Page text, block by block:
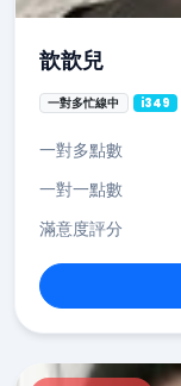
歆歆兒
一對多忙線中 i349
一對多點數
一對一點數
滿意度評分